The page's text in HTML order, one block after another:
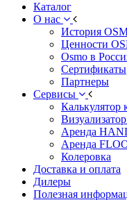
Каталог
О нас
История
Ценности
Osmo в
Сертификаты
Партнеры
Сервисы
Калькулятор
Аренда
Аренда
Колеровка
Доставка и оплата
Дилеры
Полезная